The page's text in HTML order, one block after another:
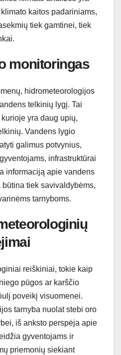
kaitos padariniams,
tiek gamtinei, tiek
monitoringas
hidrometeorologijos
telkinių lygį. Tai
yra daug upių,
Vandens lygio
galimus potvynius,
infrastruktūrai
informaciją apie vandens
būtina tiek savivaldybėms,
tarnyboms.
reiškiniai, tokie kaip
pūgos ar karščio
poveikį visuomenei.
tarnyba nuolat stebi oro
iš anksto perspėja apie
gyventojams ir
priemonių siekiant